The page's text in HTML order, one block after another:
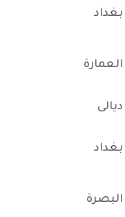
بغداد
العمارة
ديالى
بغداد
البصرة